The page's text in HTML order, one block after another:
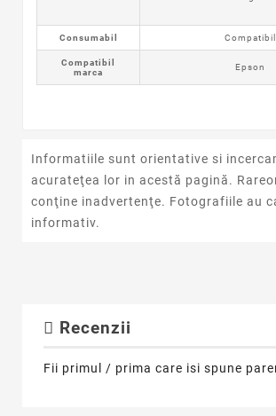
Consumabil Compatibil
Compatibil
marca
Epson
Informatiile sunt orientative si
acurateţea lor in acestă pagină.
conţine inadvertenţe. Fotografiile au
informativ.
Recenzii
Fii primul / prima care isi spune